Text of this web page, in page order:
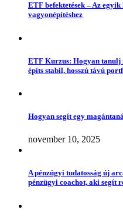
ETF befektetések – Az
vagyonépítéshez
ETF Kurzus: Hogyan tanulj
építs stabil, hosszú távú
Hogyan segít egy
november 10, 2025
A pénzügyi tudatosság új
pénzügyi coachot, aki segít